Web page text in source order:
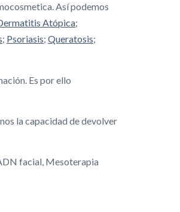
Así podemos
Atópica;
; Psoriasis; Queratosis;
Es por ello
la capacidad de devolver
facial, Mesoterapia